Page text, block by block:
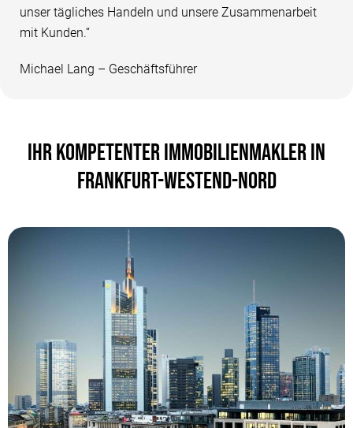
unser tägliches Handeln und unsere Zusammenarbeit
mit Kunden.“
Michael Lang – Geschäftsführer
IHR KOMPETENTER IMMOBILIENMAKLER IN
FRANKFURT-WESTEND-NORD